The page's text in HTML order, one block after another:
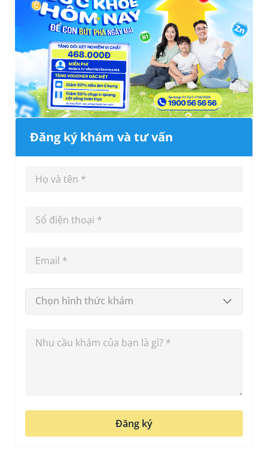
Đăng ký khám và tư vấn
Chọn hình thức khám
Đăng ký